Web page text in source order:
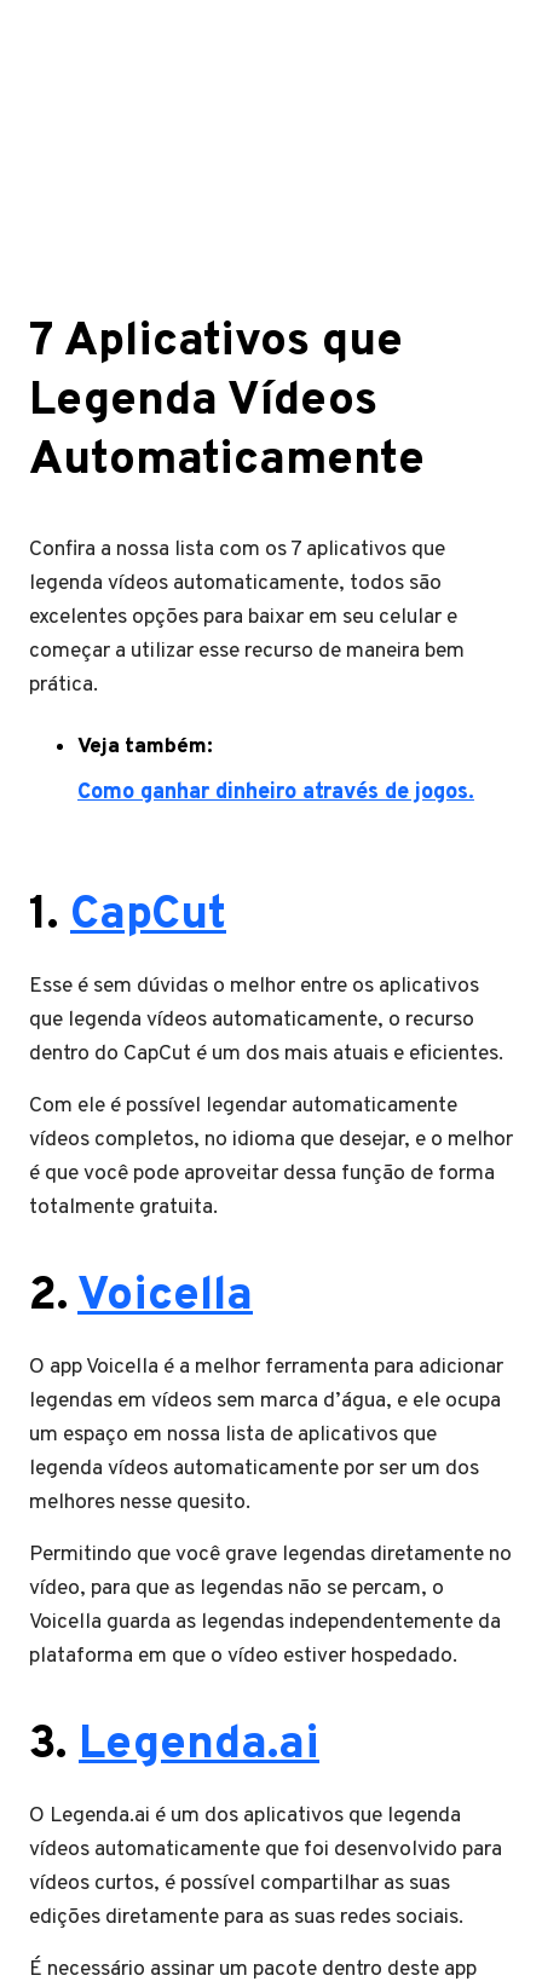
7 Aplicativos que
Legenda Vídeos
Automaticamente
Confira a nossa lista com os 7 aplicativos que
legenda vídeos automaticamente, todos são
excelentes opções para baixar em seu celular e
começar a utilizar esse recurso de maneira bem
prática.
Veja também:
Como ganhar dinheiro através de jogos.
1. CapCut
Esse é sem dúvidas o melhor entre os aplicativos
que legenda vídeos automaticamente, o recurso
dentro do CapCut é um dos mais atuais e eficientes.
Com ele é possível legendar automaticamente
vídeos completos, no idioma que desejar, e o melhor
é que você pode aproveitar dessa função de forma
totalmente gratuita.
2.Voicella
O app Voicella é a melhor ferramenta para adicionar
legendas em vídeos sem marca d’água, e ele ocupa
um espaço em nossa lista de aplicativos que
legenda vídeos automaticamente por ser um dos
melhores nesse quesito.
Permitindo que você grave legendas diretamente no
vídeo, para que as legendas não se percam, o
Voicella guarda as legendas independentemente da
plataforma em que o vídeo estiver hospedado.
3. Legenda.ai
O Legenda.ai é um dos aplicativos que legenda
vídeos automaticamente que foi desenvolvido para
vídeos curtos, é possível compartilhar as suas
edições diretamente para as suas redes sociais.
É necessário assinar um pacote dentro deste app